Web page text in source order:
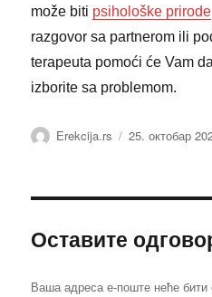
može biti psihološke prirode
razgovor sa partnerom ili
terapeuta pomoći će Vam
izborite sa problemom.
Аутор
Erekcija.rs Објављено
25. октобар
Оставите
Ваша адреса е-поште неће бити